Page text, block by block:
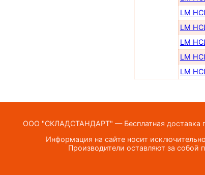
LM
LM
LM
LM
LM
ООО "СКЛАДСТАНДАРТ" — Бесплатная доставка
Информация на сайте носит
Производители оставляют за собой